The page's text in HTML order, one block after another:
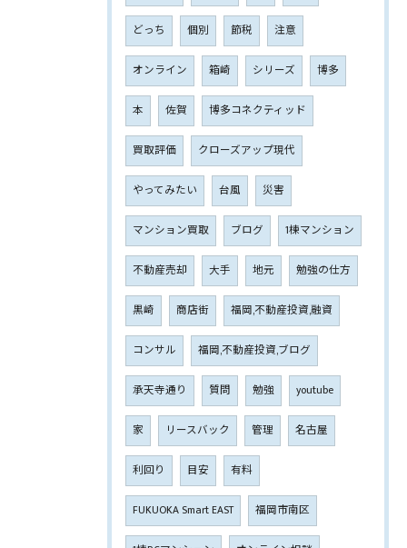
どっち 個別 節税 注意
オンライン 箱崎 シリーズ 博多
本 佐賀 博多コネクティッド
買取評価 クローズアップ現代
やってみたい 台風 災害
マンション買取 ブログ 1棟マンション
不動産売却 大手 地元 勉強の仕方
黒崎 商店街 福岡,不動産投資,融資
コンサル 福岡,不動産投資,ブログ
承天寺通り 質問 勉強 youtube
家 リースバック 管理 名古屋
利回り 目安 有料
FUKUOKA Smart EAST 福岡市南区